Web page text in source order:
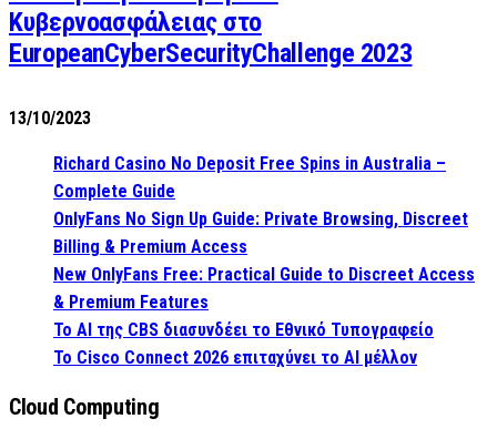
Κυβερνοασφάλειας στο
EuropeanCyberSecurityChallenge 2023
13/10/2023
Richard Casino No Deposit Free Spins in Australia –
Complete Guide
OnlyFans No Sign Up Guide: Private Browsing, Discreet
Billing & Premium Access
New OnlyFans Free: Practical Guide to Discreet Access
& Premium Features
Το AI της CBS διασυνδέει το Εθνικό Τυπογραφείο
Το Cisco Connect 2026 επιταχύνει το AI μέλλον
Cloud Computing